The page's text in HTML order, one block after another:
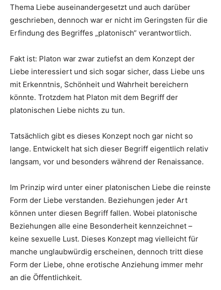
Thema Liebe auseinandergesetzt und auch darüber
geschrieben, dennoch war er nicht im Geringsten für die
Erfindung des Begriffes „platonisch“ verantwortlich.
Fakt ist: Platon war zwar zutiefst an dem Konzept der
Liebe interessiert und sich sogar sicher, dass Liebe uns
mit Erkenntnis, Schönheit und Wahrheit bereichern
könnte. Trotzdem hat Platon mit dem Begriff der
platonischen Liebe nichts zu tun.
Tatsächlich gibt es dieses Konzept noch gar nicht so
lange. Entwickelt hat sich dieser Begriff eigentlich relativ
langsam, vor und besonders während der Renaissance.
Im Prinzip wird unter einer platonischen Liebe die reinste
Form der Liebe verstanden. Beziehungen jeder Art
können unter diesen Begriff fallen. Wobei platonische
Beziehungen alle eine Besonderheit kennzeichnet –
keine sexuelle Lust. Dieses Konzept mag vielleicht für
manche unglaubwürdig erscheinen, dennoch tritt diese
Form der Liebe, ohne erotische Anziehung immer mehr
an die Öffentlichkeit.